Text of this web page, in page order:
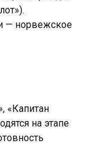
— норвежское
«Капитан
на этапе